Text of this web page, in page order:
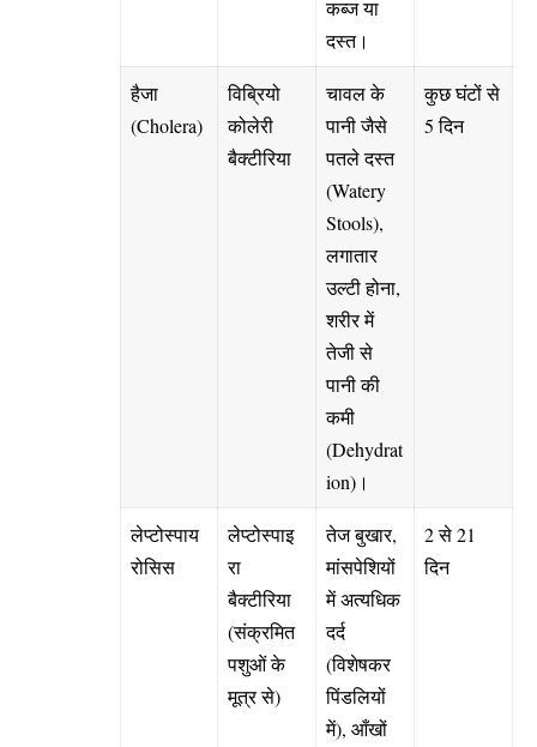
कब्ज या
दस्त।
हैजा
(Cholera)
विब्रियो
कोलेरी
बैक्टीरिया
चावल के
पानी जैसे
पतले दस्त
(Watery
Stools),
लगातार
उल्टी होना,
शरीर में
तेजी से
पानी की
कमी
(Dehydrat
ion)।
कुछ घंटों से
5 दिन
लेप्टोस्पाय
रोसिस
लेप्टोस्पाइ
रा
बैक्टीरिया
(संक्रमित
पशुओं के
मूत्र से)
तेज बुखार,
मांसपेशियों
में अत्यधिक
दर्द
(विशेषकर
पिंडलियों
में), आँखों
2 से 21
दिन